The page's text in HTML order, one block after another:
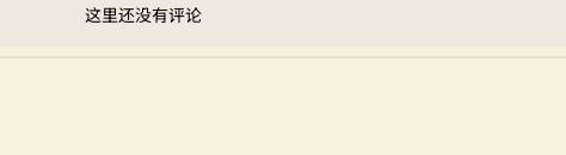
这里还没有评论